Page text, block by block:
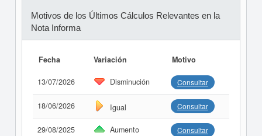
Motivos de los Últimos Cálculos Relevantes en la
Nota Informa
Fecha Variación Motivo
13/07/2026 Disminución Consultar
18/06/2026 Igual Consultar
29/08/2025 Aumento Consultar